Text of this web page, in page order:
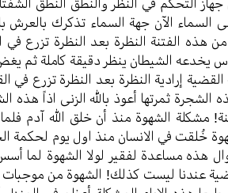
السماء الآن جهة السماء تذکرك بالعرش
هذه الفتنة النظرة بعد النظرة تزرع في
یخدعه الشیطان ینظر دقیقة کاملة
القضیة إرادية النظرة بعد النظرة
ثمرتها أعوذ بالله الزنی اذاً هذه
مشکلة الشهوة منذ أن خلق الله آدم
خُلقت في الانسان منذ اول یوم لحکمة
هذه مساعدة لفقیر لولا الشهوة لما
عندنا لیست کذلك! الشهوة من موجبات